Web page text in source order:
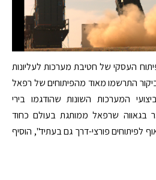
העסקי של חטיבת מערכות לעליונות
הביקור התרשמו מאוד מהפיתוחים של רפאל
המערכות השונות שהודגמו בירי
בגאווה שרפאל ממותגת בעולם כחוד
לפיתוחים פורצי-דרך גם בעתיד", הוסיף